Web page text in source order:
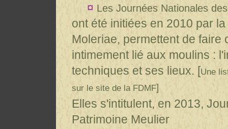
¤ Les Journées Nationales
ont été initiées en 2010 par la
Moleriae, permettent de
intimement lié aux moulins :
techniques et ses lieux. [Une
sur le site de la FDMF]
Elles s'intitulent, en 2013,
Patrimoine Meulier